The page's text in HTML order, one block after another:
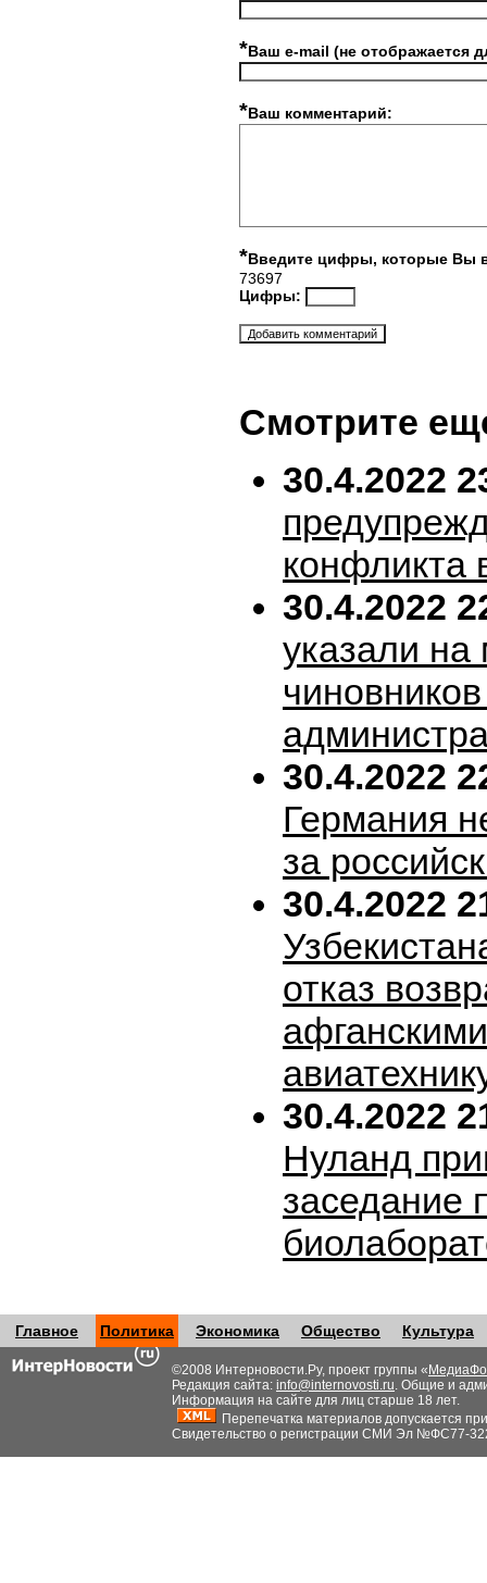
*Ваш e-mail (не отображается
*Ваш комментарий:
*Введите цифры, которые Вы
73697
Цифры:
Смотрите
30.4.2022
конфликта
30.4.2022
указали на
30.4.2022
Германия
за
30.4.2022
отказ
30.4.2022
Нуланд
заседание
Главное Политика Экономика Общество Культура
©2008 Интерновости.Ру, проект группы «
Редакция сайта: info@internovosti.ru. Общие и
Информация на сайте для лиц старше 18 лет.
Перепечатка материалов допускается
Свидетельство о регистрации СМИ Эл №ФС77-